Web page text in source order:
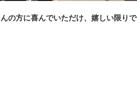
の方に喜んでいただけ、嬉しい限りで